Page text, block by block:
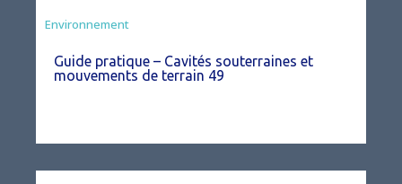
Environnement
Guide pratique – Cavités souterraines et
mouvements de terrain 49